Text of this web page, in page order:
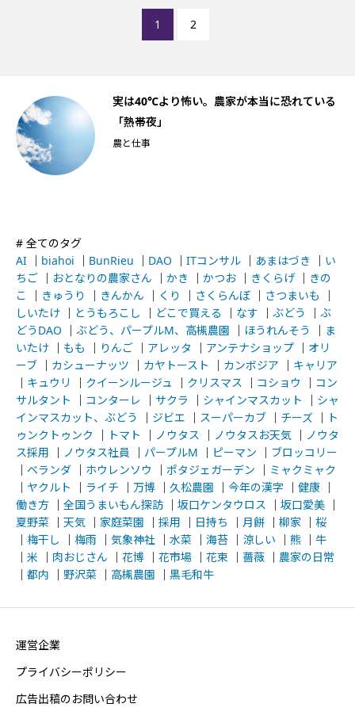
1 2
実は40℃より怖い。農家が本当に恐れている
「熱帯夜」
農と仕事
# 全てのタグ
AI ｜ biahoi ｜ BunRieu ｜ DAO ｜ ITコンサル ｜ あまはづき ｜ い
ちご ｜ おとなりの農家さん ｜ かき ｜ かつお ｜ きくらげ｜ きの
こ
｜ きゅうり ｜ きんかん ｜ くり ｜ さくらんぼ ｜ さつまいも
｜
しいたけ ｜ とうもろこし ｜ どこで買える ｜ なす ｜ ぶどう ｜ ぶ
どうDAO ｜ ぶどう、パープルM、高槻農園 ｜ ほうれんそう ｜ ま
いたけ ｜ もも ｜ りんご ｜ アレッタ ｜ アンテナショップ ｜ オリ
ーブ ｜ カシューナッツ ｜ カヤトースト ｜ カンボジア ｜ キャリア
｜ キュウリ ｜ クイーンルージュ ｜ クリスマス ｜ コショウ ｜ コン
サルタント
｜ コンターレ ｜ サクラ ｜ シャインマスカット ｜ シャ
インマスカット、ぶどう
｜ ジビエ ｜ スーパーカブ ｜ チーズ ｜ ト
ゥンクトゥンク
｜ トマト ｜ ノウタス ｜ ノウタスお天気 ｜ ノウタ
ス採用 ｜ ノウタス社員 ｜ パープルM ｜ ピーマン ｜ ブロッコリー
｜ ベランダ ｜ ホウレンソウ ｜ ポタジェガーデン ｜ ミャクミャク
｜ ヤクルト ｜ ライチ ｜ 万博 ｜ 久松農園 ｜ 今年の漢字 ｜ 健康 ｜
働き方 ｜ 全国うまいもん探訪 ｜ 坂口ケンタウロス ｜ 坂口愛美 ｜
夏野菜 ｜ 天気 ｜ 家庭菜園 ｜ 採用 ｜ 日持ち ｜ 月餅 ｜ 柳家 ｜ 桜
｜ 梅干し ｜ 梅雨 ｜ 気象神社 ｜ 水菜 ｜ 海苔 ｜ 涼しい ｜ 熊 ｜ 牛
｜ 米 ｜ 肉おじさん ｜ 花博 ｜ 花市場 ｜ 花束 ｜ 薔薇 ｜ 農家の日常
｜ 都内 ｜ 野沢菜 ｜ 高槻農園 ｜ 黒毛和牛
運営企業
プライバシーポリシー
広告出稿のお問い合わせ